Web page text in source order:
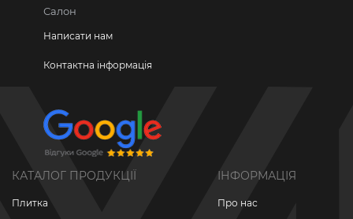
Салон
Написати нам
Контактна інформація
КАТАЛОГ ПРОДУКЦІЇ
Плитка
ІНФОРМАЦІЯ
Про нас